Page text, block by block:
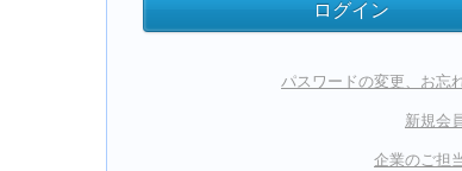
パスワードの変更、お忘
新規会
企業のご担